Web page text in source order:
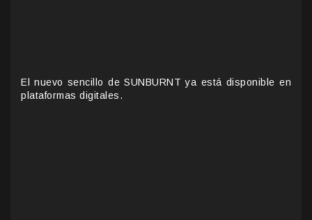
El nuevo sencillo de SUNBURNT ya está disponible en
plataformas digitales.